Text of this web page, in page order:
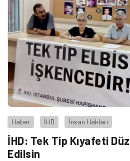
Haber İHD İnsan Hakları
İHD: Tek Tip Kıyafeti
Edilsin